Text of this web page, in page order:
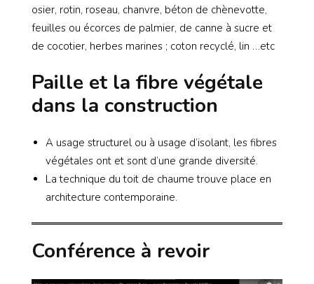
osier, rotin, roseau, chanvre, béton de chènevotte,
feuilles ou écorces de palmier, de canne à sucre et
de cocotier, herbes marines ; coton recyclé, lin …etc
Paille et la fibre végétale
dans la construction
A usage structurel ou à usage d’isolant, les fibres
végétales ont et sont d’une grande diversité.
La technique du toit de chaume trouve place en
architecture contemporaine.
Conférence à revoir